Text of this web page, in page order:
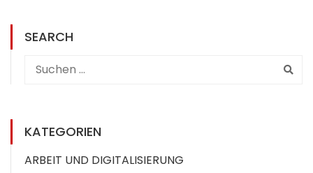
SEARCH
KATEGORIEN
ARBEIT UND DIGITALISIERUNG